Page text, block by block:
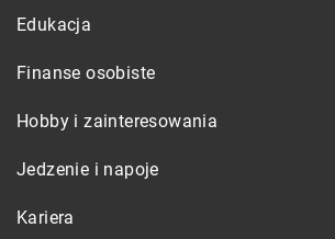
Edukacja
Finanse osobiste
Hobby i zainteresowania
Jedzenie i napoje
Kariera